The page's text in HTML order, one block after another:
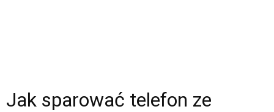
Jak sparować telefon ze